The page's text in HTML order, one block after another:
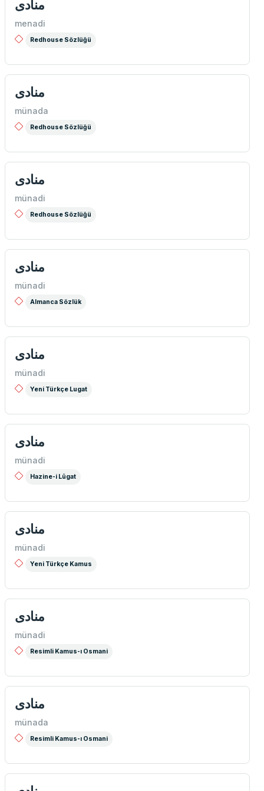
منادی
menadi
Redhouse Sözlüğü
منادی
münada
Redhouse Sözlüğü
منادی
münadi
Redhouse Sözlüğü
منادی
münadi
Almanca Sözlük
منادی
münadi
Yeni Türkçe Lugat
منادی
münadi
Hazine-i Lûgat
منادی
münadi
Yeni Türkçe Kamus
منادی
münadi
Resimli Kamus-ı Osmani
منادی
münada
Resimli Kamus-ı Osmani